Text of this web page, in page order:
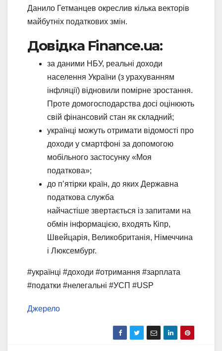
Данило Гетманцев окреслив кілька векторів
майбутніх податкових змін.
Довідка Finance.ua:
за даними НБУ, реальні доходи
населення України (з урахуванням
інфляції) відновили помірне зростання.
Проте домогосподарства досі оцінюють
свій фінансовий стан як складний;
українці можуть отримати відомості про
доходи у смартфоні за допомогою
мобільного застосунку «Моя
податкова»;
до п’ятірки країн, до яких Державна
податкова служба
найчастіше звертається із запитами на
обмін інформацією, входять Кіпр,
Швейцарія, Великобританія, Німеччина
і Люксембург.
#українці #доходи #отримання #зарплата
#податки #нелегальні #УСП #USP
Джерело